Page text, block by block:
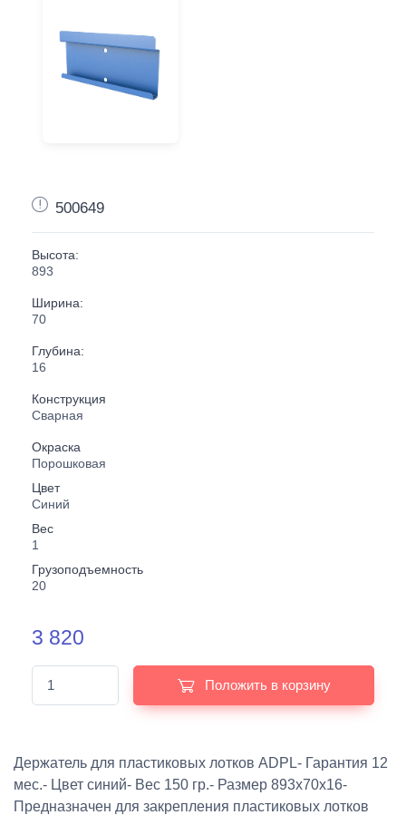
500649
Высота:
893
Ширина:
70
Глубина:
16
Конструкция
Сварная
Окраска
Порошковая
Цвет
Синий
Вес
1
Грузоподъемность
20
3 820
Положить в корзину
Держатель для пластиковых лотков ADPL- Гарантия 12
мес.- Цвет синий- Вес 150 гр.- Размер 893x70x16-
Предназначен для закрепления пластиковых лотков